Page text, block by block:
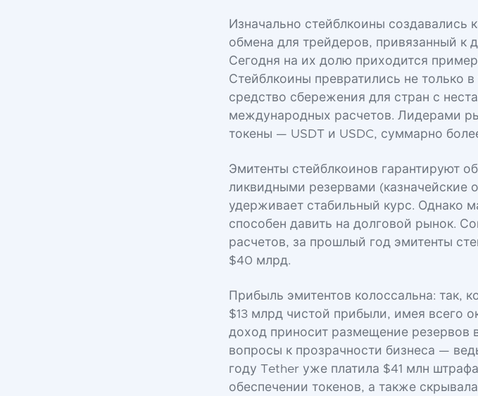
Изначально стейблкоины создавались
обмена для трейдеров, привязанный к
Сегодня на их долю приходится
Стейблкоины превратились не только
средство сбережения для стран с
международных расчетов. Лидерами
токены — USDT и USDC, суммарно
Эмитенты стейблкоинов гарантируют
ликвидными резервами (казначейские
удерживает стабильный курс. Однако
способен давить на долговой рынок.
расчетов, за прошлый год эмитенты
$40 млрд.
Прибыль эмитентов колоссальна: так,
$13 млрд чистой прибыли, имея всего
доход приносит размещение резервов
вопросы к прозрачности бизнеса —
году Tether уже платила $41 млн
обеспечении токенов, а также